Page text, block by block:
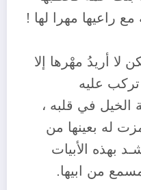
راعيها مهرا لها !
أريدُ مهْرها إلا
عليه
الخيل في قلبه ،
له بعينها من
بهذه الأبيات
من ابيها.